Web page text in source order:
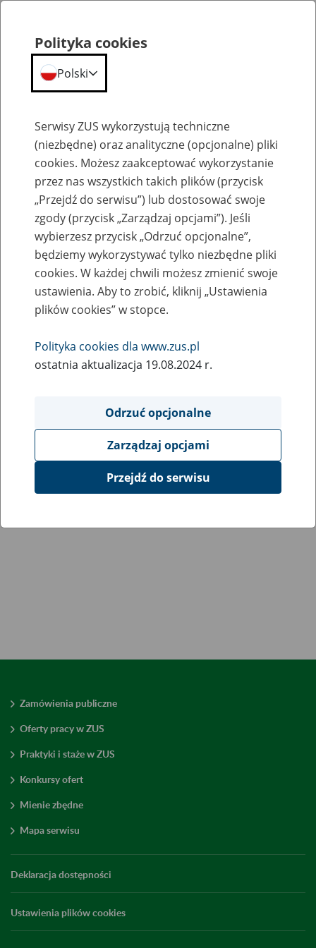
Przepraszamy,
podana strona nie została znaleziona.
Błąd 404
Przejdź do strony głównej
Zamówienia publiczne
Oferty pracy w ZUS
Praktyki i staże w ZUS
Konkursy ofert
Mienie zbędne
Mapa serwisu
Deklaracja dostępności
Ustawienia plików cookies
Polityka cookies
Polski
Serwisy ZUS wykorzystują techniczne
(niezbędne) oraz analityczne (opcjonalne) pliki
cookies. Możesz zaakceptować wykorzystanie
przez nas wszystkich takich plików (przycisk
„Przejdź do serwisu”) lub dostosować swoje
zgody (przycisk „Zarządzaj opcjami”). Jeśli
wybierzesz przycisk „Odrzuć opcjonalne”,
będziemy wykorzystywać tylko niezbędne pliki
cookies. W każdej chwili możesz zmienić swoje
ustawienia. Aby to zrobić, kliknij „Ustawienia
plików cookies” w stopce.
Polityka cookies dla www.zus.pl
ostatnia aktualizacja 19.08.2024 r.
Odrzuć opcjonalne
Zarządzaj opcjami
Przejdź do serwisu